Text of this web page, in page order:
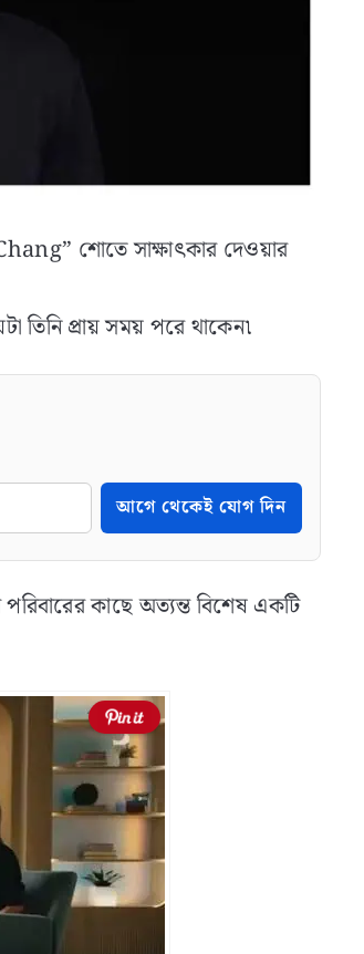
শোতে সাক্ষাৎকার দেওয়ার
তিনি প্রায় সময় পরে থাকেন৷
আগে থেকেই যোগ দিন
কাছে অত্যন্ত বিশেষ একটি